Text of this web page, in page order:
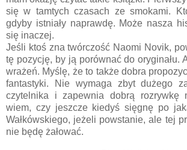
się w tamtych czasach ze smokami.
gdyby istniały naprawdę. Może nasza
się inaczej.
Jeśli ktoś zna twórczość Naomi Novik,
tę pozycję, by ją porównać do oryginału.
wrażeń. Myślę, że to także dobra
fantastyki. Nie wymaga zbyt dużego
czytelnika i zapewnia dobrą
wiem, czy jeszcze kiedyś sięgnę po
Wałkówskiego, jeżeli powstanie, ale tej
nie będę żałować.